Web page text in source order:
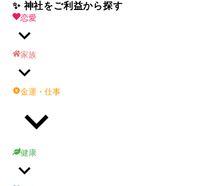
✨ 神社をご利益から探す
恋愛
家族
金運・仕事
健康